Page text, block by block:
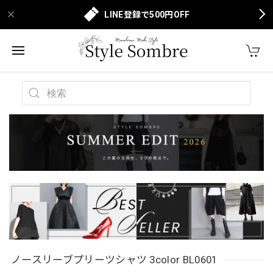
LINE登録で500円OFF
ノースリーブプリーツシャツ 3color BL0601